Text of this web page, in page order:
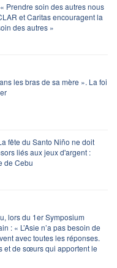
Prendre soin des autres nous
et Caritas encouragent la
des autres »
les bras de sa mère ». La foi
fête du Santo Niño ne doit
liés aux jeux d'argent :
de Cebu
lors du 1er Symposium
: « L’Asie n’a pas besoin de
avec toutes les réponses.
et de sœurs qui apportent le